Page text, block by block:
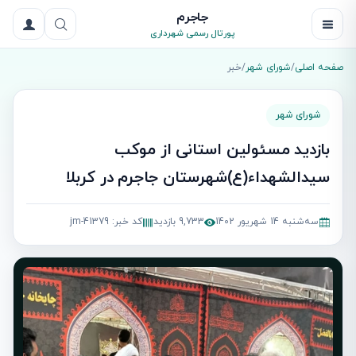
جاجرم
پورتال رسمی شهرداری
صفحه اصلی/شورای شهر/خبر
شورای شهر
بازدید مسئولین استانی از موکب
سیدالشهداء(ع)شهرستان جاجرم در کربلا
سه‌شنبه 14 شهریور 1402 9,733 بازدید کد خبر: jm-41379